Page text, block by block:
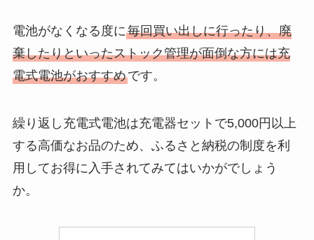
電池がなくなる度に毎回買い出しに行ったり、廃
棄したりといったストック管理が面倒な方には充
電式電池がおすすめです。
繰り返し充電式電池は充電器セットで5,000円以上
する高価なお品のため、ふるさと納税の制度を利
用してお得に入手されてみてはいかがでしょう
か。